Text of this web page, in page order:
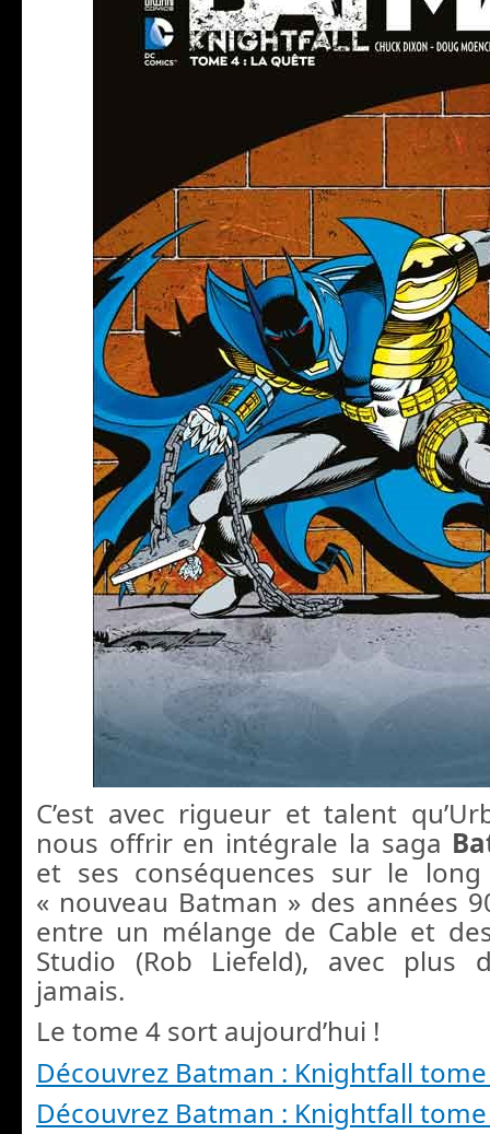
C’est avec rigueur et talent
nous offrir en intégrale la saga
et ses conséquences sur le
« nouveau Batman » des années
entre un mélange de Cable et
Studio (Rob Liefeld), avec plus
jamais.
Le tome 4 sort aujourd’hui !
Découvrez Batman : Knightfall
Découvrez Batman : Knightfall